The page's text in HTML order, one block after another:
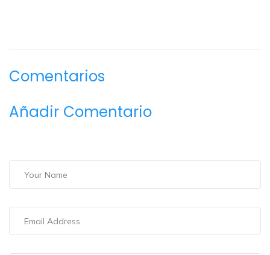
Comentarios
Añadir Comentario